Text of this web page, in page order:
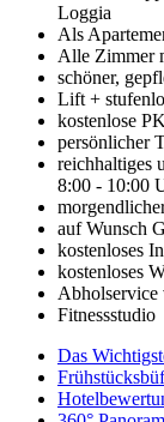
Loggia
Als
Alle Zimmer
schöner,
Lift +
kostenlose
persönlicher
reichhaltiges
8:00 - 10:00
auf Wunsch
kostenloses
kostenloses
Fitnessstudio
Das